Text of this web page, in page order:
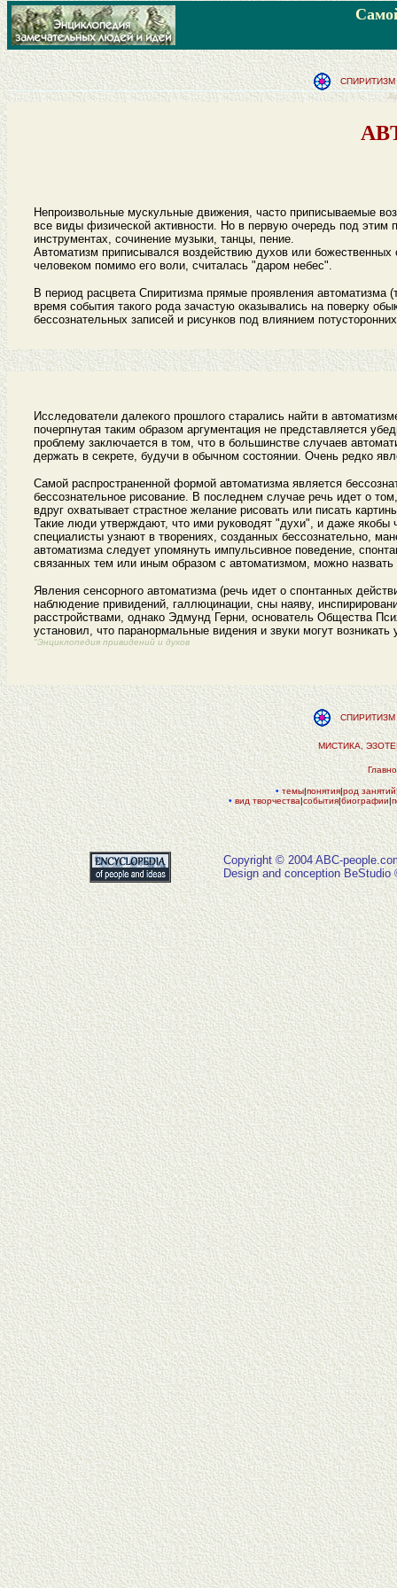
СПИРИТИЗМ
Непроизвольные мускульные движения, часто приписываемые
все виды физической активности. Но в первую очередь под
инструментах, сочинение музыки, танцы, пение.
Автоматизм приписывался воздействию духов или
человеком помимо его воли, считалась "даром небес".
В период расцвета Спиритизма прямые проявления автоматизма
время события такого рода зачастую оказывались на поверку
бессознательных записей и рисунков под влиянием
Исследователи далекого прошлого старались найти в
почерпнутая таким образом аргументация не представляется
проблему заключается в том, что в большинстве случаев
держать в секрете, будучи в обычном состоянии. Очень редко
Самой распространенной формой автоматизма является
бессознательное рисование. В последнем случае речь идет о
вдруг охватывает страстное желание рисовать или писать
Такие люди утверждают, что ими руководят "духи", и даже якобы
специалисты узнают в творениях, созданных бессознательно,
автоматизма следует упомянуть импульсивное поведение,
связанных тем или иным образом с автоматизмом, можно
Явления сенсорного автоматизма (речь идет о спонтанных
наблюдение привидений, галлюцинации, сны наяву,
расстройствами, однако Эдмунд Герни, основатель Общества
установил, что паранормальные видения и звуки могут возникать
"Энциклопедия привидений и духов
СПИРИТИЗМ
МИСТИКА,
• темы|понятия|род занятий
• вид творчества|события|биографии|
Copyright © 2004 ABC-
Design and conception BeStudio